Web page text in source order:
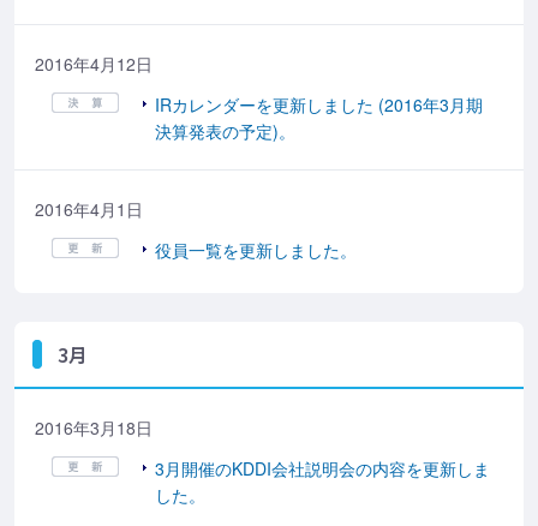
2016年4月12日
IRカレンダーを更新しました (2016年3月期
決算発表の予定)。
2016年4月1日
役員一覧を更新しました。
3月
2016年3月18日
3月開催のKDDI会社説明会の内容を更新しま
した。